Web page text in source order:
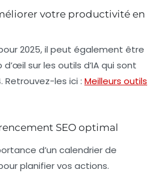
votre productivité en
2025, il peut également être
sur les outils d’IA qui sont
Retrouvez-les ici : Meilleurs outils
SEO optimal
d’un calendrier de
planifier vos actions.